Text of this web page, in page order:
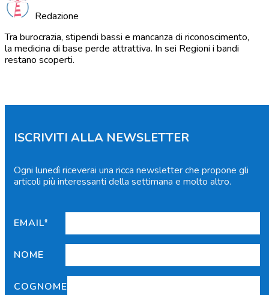
Redazione
Tra burocrazia, stipendi bassi e mancanza di riconoscimento,
la medicina di base perde attrattiva. In sei Regioni i bandi
restano scoperti.
ISCRIVITI ALLA NEWSLETTER
Ogni lunedì riceverai una ricca newsletter che propone gli
articoli più interessanti della settimana e molto altro.
EMAIL*
NOME
COGNOME